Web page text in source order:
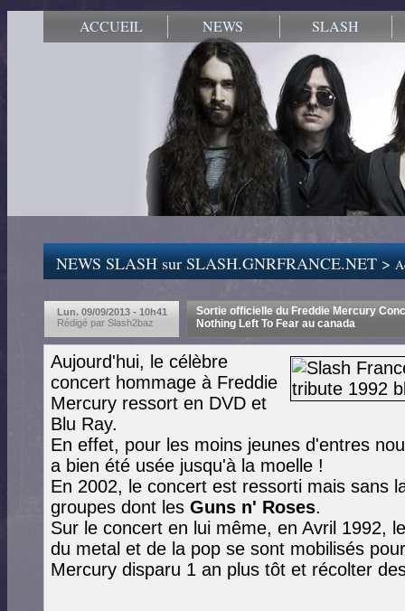
ACCUEIL NEWS SLASH
NEWS SLASH sur SLASH.GNRFRANCE.NET >
Lun. 09/09/2013 - 10h41
Rédigé par Slash2baz
Sortie officielle du Freddie Mercury
Nothing Left To Fear au canada
Aujourd'hui, le célèbre
concert hommage à Freddie
Mercury ressort en DVD et
Blu Ray.
En effet, pour les moins jeunes d'entres
a bien été usée jusqu'à la moelle !
En 2002, le concert est ressorti mais sans
groupes dont les Guns n' Roses.
Sur le concert en lui même, en Avril 1992,
du metal et de la pop se sont mobilisés
Mercury disparu 1 an plus tôt et récolter